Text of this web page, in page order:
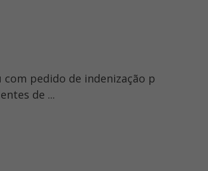
pedido de indenização p
de ...